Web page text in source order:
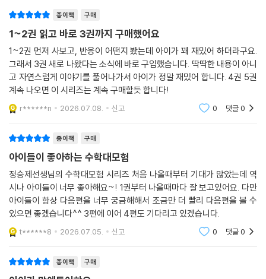
종이책 구매
1~2권 읽고 바로 3권까지 구매했어요
1~2권 먼저 사보고, 반응이 어떤지 봤는데 아이가 꽤 재밌어 하더라구요.
그래서 3권 새로 나왔다는 소식에 바로 구입했습니다. 딱딱한 내용이 아니
고 자연스럽게 이야기를 풀어나가서 아이가 정말 재밌어 합니다. 4권 5권
계속 나오면 이 시리즈는 계속 구매할듯 합니다!
r******n 2026.07.08. 신고 0 댓글0
종이책 구매
아이들이 좋아하는 수학대모험
정승제선생님의 수학대모험 시리즈 처음 나올때부터 기대가 많았는데 역
시나 아이들이 너무 좋아해요~! 1권부터 나올때마다 잘 보고있어요. 다만
아이들이 항상 다음편을 너무 궁금해해서 조금만 더 빨리 다음편을 볼 수
있으면 좋겠습니다^^ 3편에 이어 4편도 기다리고 있겠습니다.
t******8 2026.07.05. 신고 0 댓글0
종이책 구매